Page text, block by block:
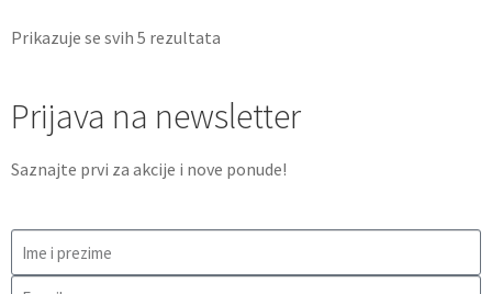
Prikazuje se svih 5 rezultata
Prijava na newsletter
Saznajte prvi za akcije i nove ponude!